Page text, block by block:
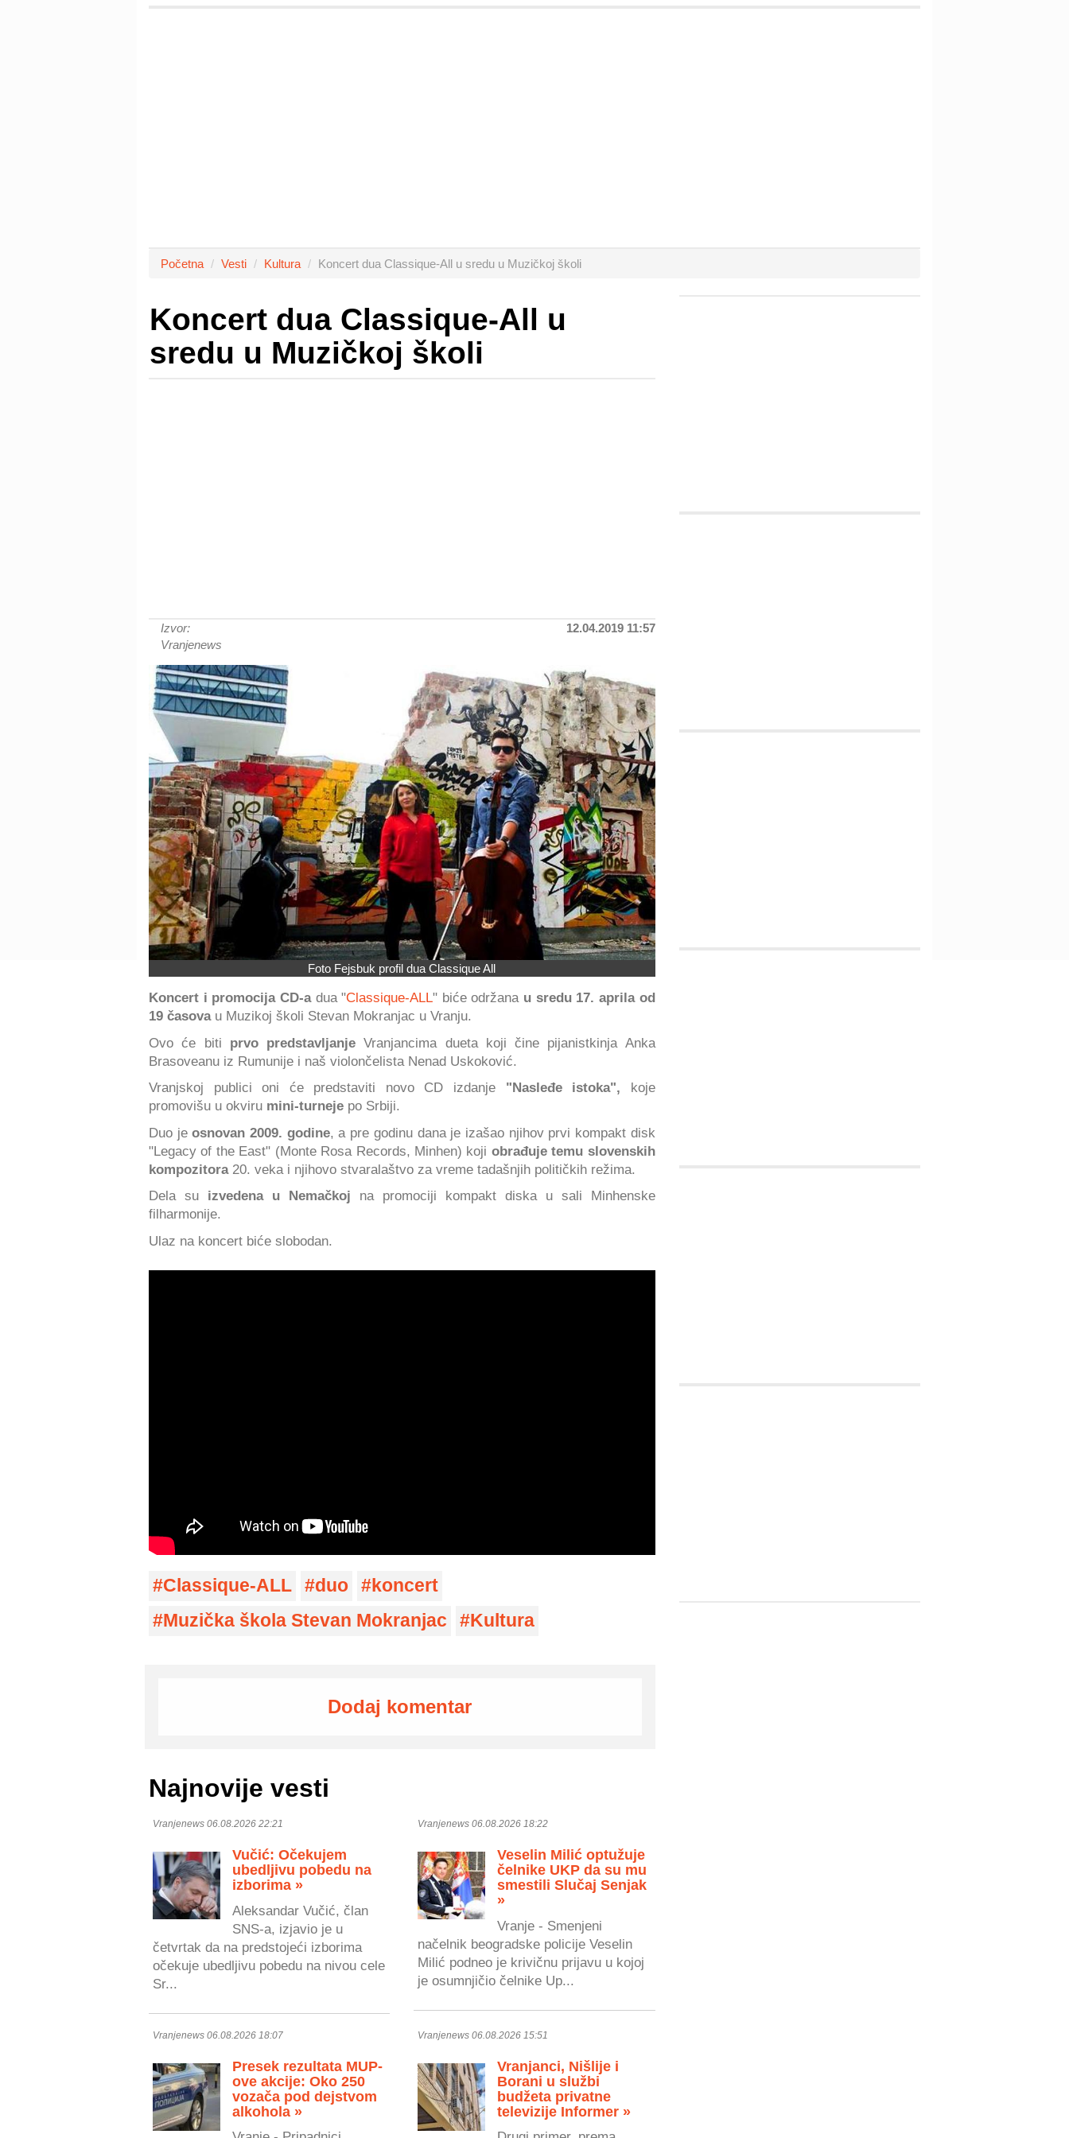
Početna Vesti Kultura Koncert dua Classique-All u sredu u Muzičkoj školi
Koncert dua Classique-All u
sredu u Muzičkoj školi
Izvor:
Vranjenews
12.04.2019 11:57
Foto Fejsbuk profil dua Classique All
Koncert i promocija CD-adua "Classique-ALL" biće održana u sredu 17. aprila od
19 časovau Muzikoj školi Stevan Mokranjac u Vranju.
Ovo će biti prvo predstavljanje Vranjancima dueta koji čine pijanistkinja Anka
Brasoveanu iz Rumunije i naš violončelista Nenad Uskoković.
Vranjskoj publici oni će predstaviti novo CD izdanje "Nasleđe istoka", koje
promovišu u okviru mini-turneje po Srbiji.
Duo jeosnovan 2009. godine, a pre godinu dana je izašao njihov prvi kompakt disk
"Legacy of the East" (Monte Rosa Records, Minhen) koji obrađuje temu slovenskih
kompozitora 20. veka i njihovo stvaralaštvo za vreme tadašnjih političkih režima.
Dela su izvedena u Nemačkoj na promociji kompakt diska u sali Minhenske
filharmonije.
Ulaz na koncert biće slobodan.
Classique-ALL duo
koncert
Muzička škola Stevan Mokranjac
Kultura
Dodaj komentar
Najnovije vesti
Vranjenews 06.08.2026 22:21
Vučić: Očekujem
ubedljivu pobedu na
izborima »
Aleksandar Vučić, član
SNS-a, izjavio je u
četvrtak da na predstojeći izborima
očekuje ubedljivu pobedu na nivou cele
Sr...
Vranjenews 06.08.2026 18:22
Veselin Milić optužuje
čelnike UKP da su mu
smestili Slučaj Senjak
»
Vranje - Smenjeni
načelnik beogradske policije Veselin
Milić podneo je krivičnu prijavu u kojoj
je osumnjičio čelnike Up...
Vranjenews 06.08.2026 18:07
Presek rezultata MUP-
ove akcije: Oko 250
vozača pod dejstvom
alkohola »
Vranjenews 06.08.2026 15:51
Vranjanci, Nišlije i
Borani u službi
budžeta privatne
televizije Informer »